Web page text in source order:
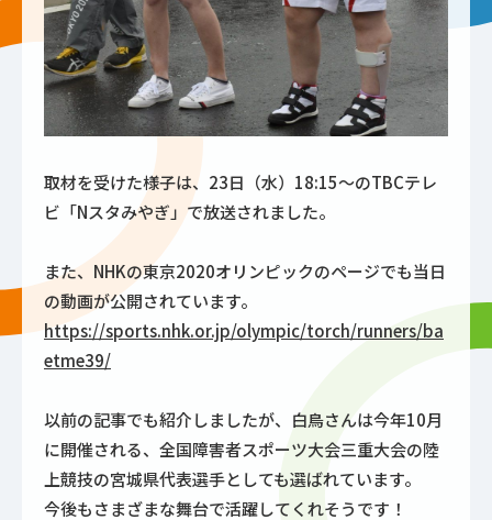
取材を受けた様子は、23日（水）18:15～のTBCテレ
ビ「Nスタみやぎ」で放送されました。
また、NHKの東京2020オリンピックのページでも当日
の動画が公開されています。
https://sports.nhk.or.jp/olympic/torch/runners/ba
etme39/
以前の記事でも紹介しましたが、白鳥さんは今年10月
に開催される、全国障害者スポーツ大会三重大会の陸
上競技の宮城県代表選手としても選ばれています。
今後もさまざまな舞台で活躍してくれそうです！